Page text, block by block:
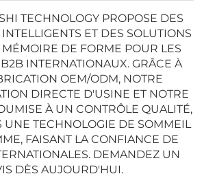
TECHNOLOGY PROPOSE DES
ET DES SOLUTIONS
DE FORME POUR LES
INTERNATIONAUX. GRÂCE À
OEM/ODM, NOTRE
DIRECTE D'USINE ET NOTRE
À UN CONTRÔLE QUALITÉ,
UNE TECHNOLOGIE DE SOMMEIL
FAISANT LA CONFIANCE DE
DEMANDEZ UN
DÈS AUJOURD'HUI.